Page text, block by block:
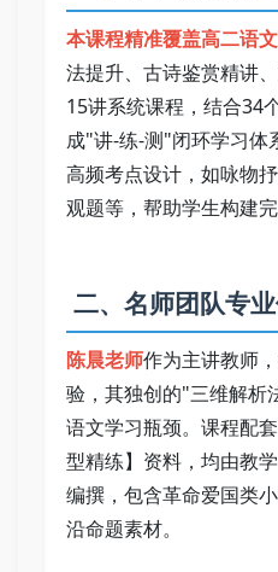
本课程精准覆盖高二语
法提升、古诗鉴赏精讲
15讲系统课程，结合34
成"讲-练-测"闭环学习体
高频考点设计，如咏物
观题等，帮助学生构建
二、名师团队专
陈晨老师作为主讲教师
验，其独创的"三维解析
语文学习瓶颈。课程配
型精练】资料，均由教
编撰，包含革命爱国类
沿命题素材。